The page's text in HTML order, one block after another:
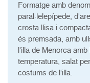
Formatge amb
paral·lelepípede,
crosta llisa i
és premsada, amb
l'illa de Menorca
temperatura, salat
costums de l'illa.